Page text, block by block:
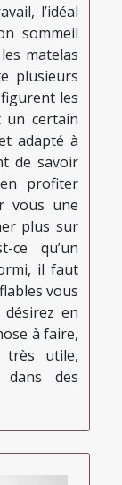
l’idéal
sommeil
matelas
plusieurs
les
un certain
adapté à
de savoir
profiter
vous une
plus sur
ce qu’un
il faut
vous
en
à faire,
très utile,
dans des